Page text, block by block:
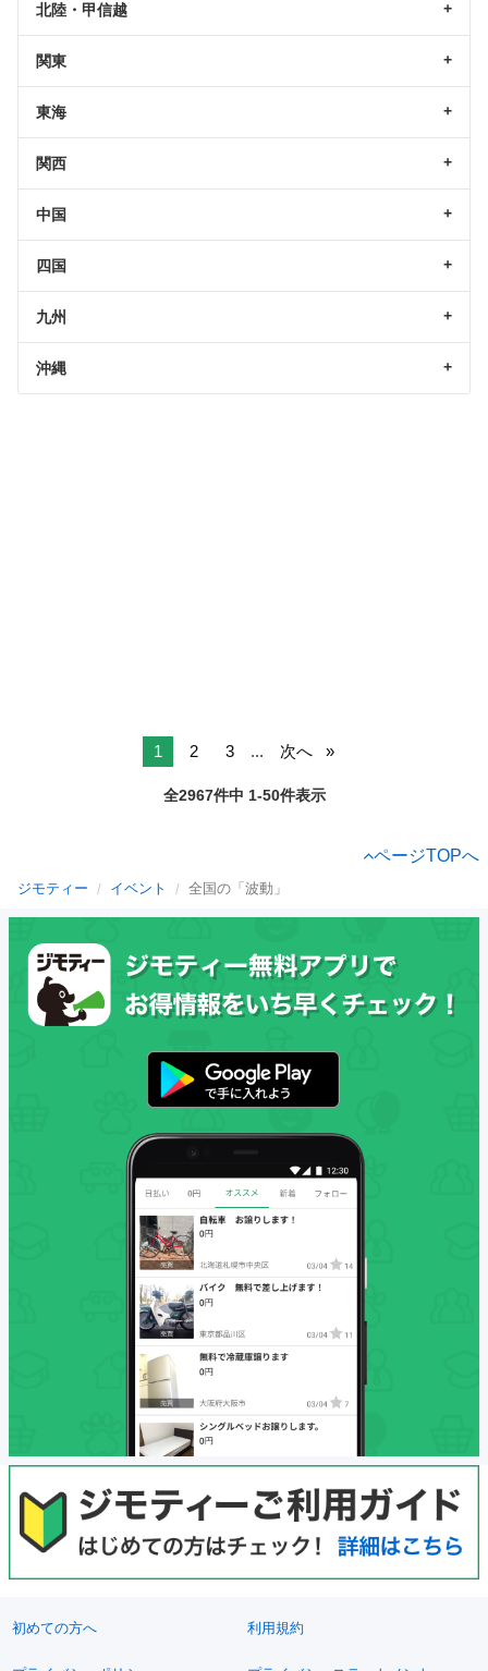
北陸・甲信越
関東
東海
関西
中国
四国
九州
沖縄
1 2 3 ... 次へ
全2967件中 1-50件表示
ページTOPへ
ジモティー イベント 全国の「波動」
初めての方へ 利用規約